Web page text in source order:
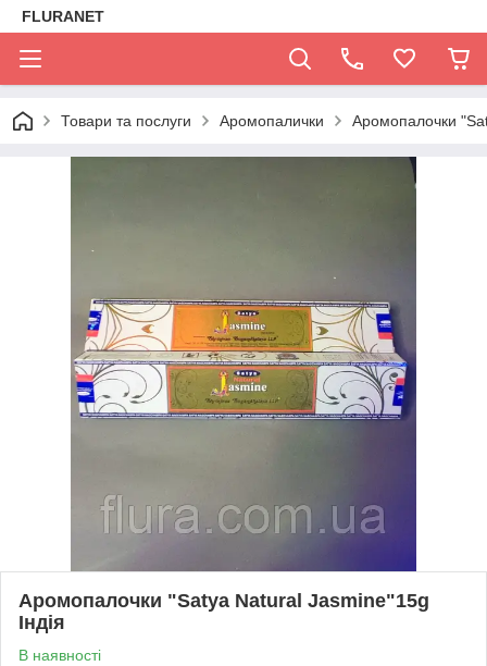
FLURANET
Товари та послуги Аромопалички Аромопалочки
Аромопалочки "Satya Natural Jasmine"15g
Індія
В наявності